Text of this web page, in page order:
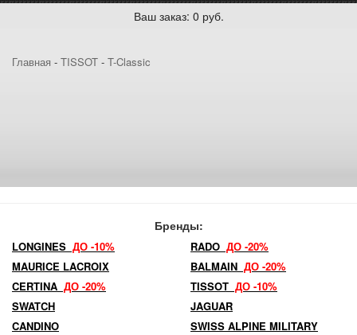
Ваш заказ: 0 руб.
Главная - TISSOT - T-Classic
Бренды:
LONGINES ДО -10% RADO ДО -20%
MAURICE LACROIX
BALMAIN ДО -20%
CERTINA ДО -20% TISSOT ДО -10%
SWATCH
JAGUAR
CANDINO
SWISS ALPINE MILITARY